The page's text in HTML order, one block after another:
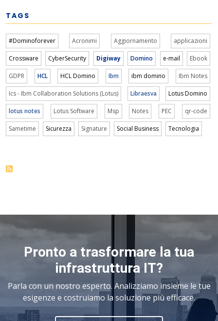
TAGS
#Dominoforever Acronimi Aggiornamento applicazioni
Crossware CyberSecurity Digiway Domino e-mail Ebook
GDPR HCL HCL Domino Ibm ibm domino Ibm Notes
Ics - Ibm Collaboration Solutions (Lotus) Libraesva Lotus Domino
lotus notes Lotus Software Msp Notes PEC qr-code
Sametime Sicurezza Signature Social Business Tecnologia
Pronto a trasformare la tua
infrastruttura IT?
Parla con un nostro esperto. Analizziamo insieme le tue
esigenze e costruiamo la soluzione più efficace.